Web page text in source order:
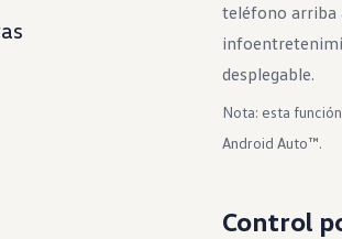
teléfono arriba
desplegable.
Nota: esta
Android Auto™.
Control